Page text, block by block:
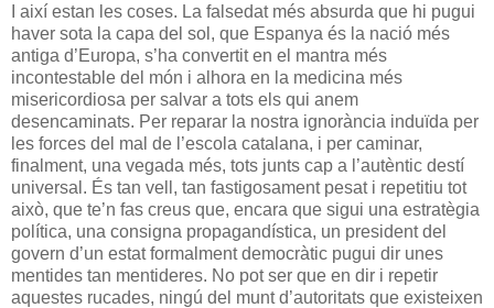
I així estan les coses. La falsedat més absurda que hi pugui
haver sota la capa del sol, que Espanya és la nació més
antiga d’Europa, s’ha convertit en el mantra més
incontestable del món i alhora en la medicina més
misericordiosa per salvar a tots els qui anem
desencaminats. Per reparar la nostra ignorància induïda per
les forces del mal de l’escola catalana, i per caminar,
finalment, una vegada més, tots junts cap a l’autèntic destí
universal. És tan vell, tan fastigosament pesat i repetitiu tot
això, que te’n fas creus que, encara que sigui una estratègia
política, una consigna propagandística, un president del
govern d’un estat formalment democràtic pugui dir unes
mentides tan mentideres. No pot ser que en dir i repetir
aquestes rucades, ningú del munt d’autoritats que existeixen